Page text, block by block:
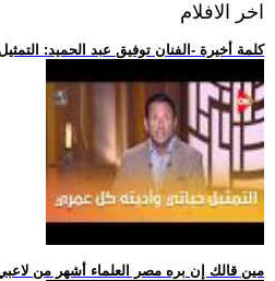
اخر الافلام
.. كلمة أخيرة -الفنان توفيق عبد الحميد:
.. مين قالك إن بره مصر العلماء أشهر من لاعبي